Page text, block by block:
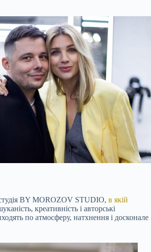
BY MOROZOV STUDIO, в якій
креативність і авторські
по атмосферу, натхнення і досконале